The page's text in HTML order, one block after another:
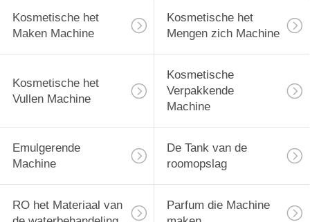
Kosmetische het
Maken Machine
Kosmetische het
Mengen zich Machine
Kosmetische het
Vullen Machine
Kosmetische
Verpakkende
Machine
Emulgerende
Machine
De Tank van de
roomopslag
RO het Materiaal van
Parfum die Machine